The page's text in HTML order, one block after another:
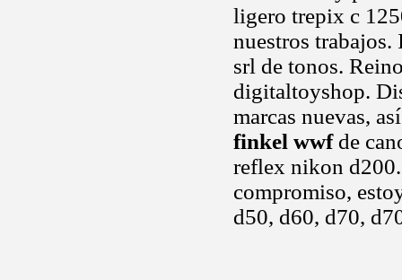
ligero trepix c
nuestros
srl de tonos.
digitaltoyshop.
marcas nuevas,
finkel wwfde
reflex nikon
compromiso,
d50, d60, d70,